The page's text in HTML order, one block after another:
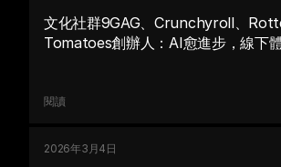
文化社群9GAG、Crunchyroll、
Tomatoes創辦人：AI愈進步，線下
閱讀
2026年3月4日